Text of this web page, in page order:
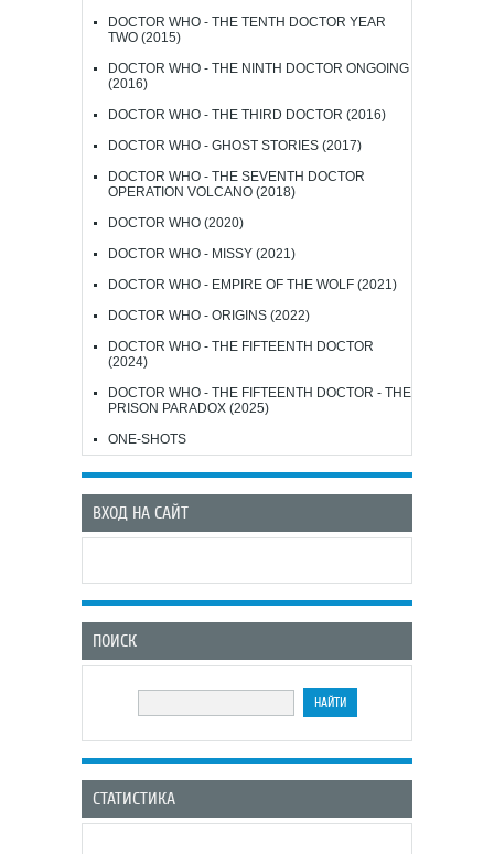
DOCTOR WHO - THE TENTH DOCTOR YEAR
TWO (2015)
DOCTOR WHO - THE NINTH DOCTOR ONGOING
(2016)
DOCTOR WHO - THE THIRD DOCTOR (2016)
DOCTOR WHO - GHOST STORIES (2017)
DOCTOR WHO - THE SEVENTH DOCTOR
OPERATION VOLCANO (2018)
DOCTOR WHO (2020)
DOCTOR WHO - MISSY (2021)
DOCTOR WHO - EMPIRE OF THE WOLF (2021)
DOCTOR WHO - ORIGINS (2022)
DOCTOR WHO - THE FIFTEENTH DOCTOR
(2024)
DOCTOR WHO - THE FIFTEENTH DOCTOR - THE
PRISON PARADOX (2025)
ONE-SHOTS
ВХОД НА САЙТ
ПОИСК
СТАТИСТИКА